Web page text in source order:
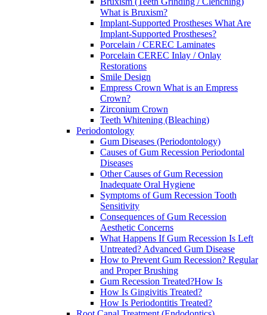
What is Bruxism?
Implant-Supported Prostheses What Are
Implant-Supported Prostheses?
Porcelain / CEREC Laminates
Porcelain CEREC Inlay / Onlay
Restorations
Smile Design
Empress Crown What is an Empress
Crown?
Zirconium Crown
Teeth Whitening (Bleaching)
Periodontology
Gum Diseases (Periodontology)
Causes of Gum Recession Periodontal
Diseases
Other Causes of Gum Recession
Inadequate Oral Hygiene
Symptoms of Gum Recession Tooth
Sensitivity
Consequences of Gum Recession
Aesthetic Concerns
What Happens If Gum Recession Is Left
Untreated? Advanced Gum Disease
How to Prevent Gum Recession? Regular
and Proper Brushing
Gum Recession Treated?How Is
How Is Gingivitis Treated?
How Is Periodontitis Treated?